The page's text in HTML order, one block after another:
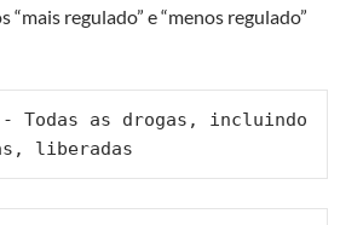
regulado” e “menos regulado”
- Todas as drogas, incluindo
liberadas